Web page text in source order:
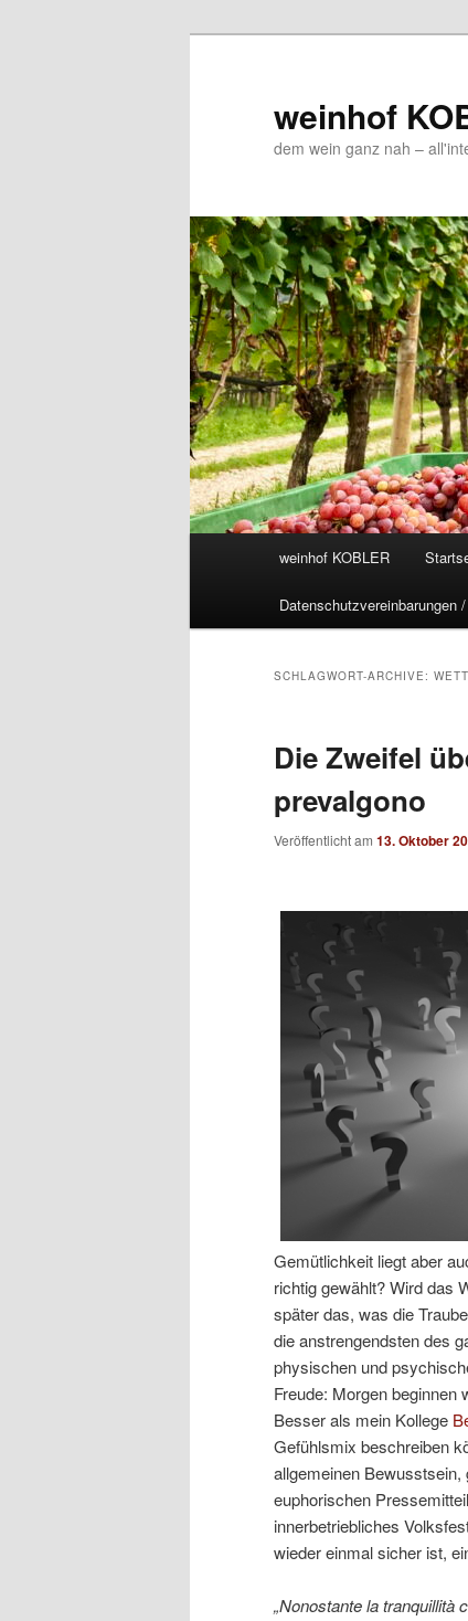
weinhof
dem wein ganz nah –
weinhof KOBLER
Datenschutzvereinbarungen
SCHLAGWORT-ARCHIVE:
Die Zweifel
prevalgono
Veröffentlicht am 13. Oktober
Gemütlichkeit liegt aber
richtig gewählt? Wird das
später das, was die
die anstrengendsten des
physischen und
Freude: Morgen beginnen
Besser als mein Kollege
Gefühlsmix beschreiben
allgemeinen
euphorischen
innerbetriebliches
wieder einmal sicher ist,
„Nonostante la tranquillità